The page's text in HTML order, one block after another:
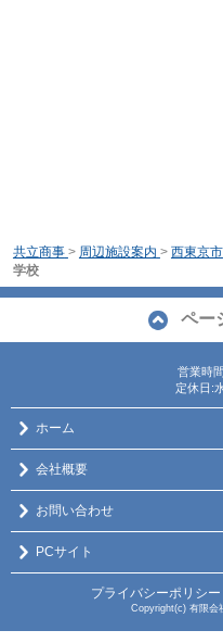
共立商事 > 周辺施設案内 > 西東京市
学校
ペー
営業時
定休日:
ホーム
会社概要
お問い合わせ
PCサイト
プライバシーポリシー
Copyright(c) 有限会